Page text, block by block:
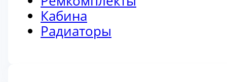
Кабина
Радиаторы